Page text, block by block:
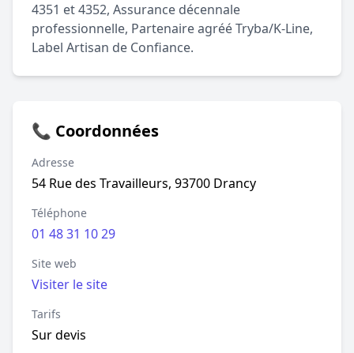
4351 et 4352, Assurance décennale
professionnelle, Partenaire agréé Tryba/K-Line,
Label Artisan de Confiance.
📞 Coordonnées
Adresse
54 Rue des Travailleurs, 93700 Drancy
Téléphone
01 48 31 10 29
Site web
Visiter le site
Tarifs
Sur devis